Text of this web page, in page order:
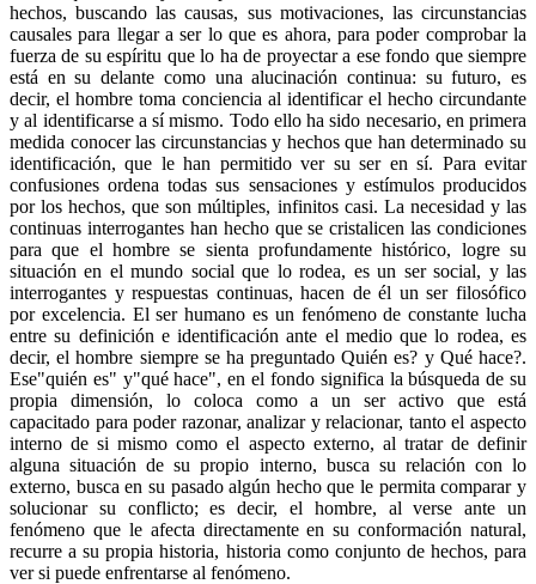
hechos, buscando las causas, sus motivaciones, las circunstancias
causales para llegar a ser lo que es ahora, para poder comprobar la
fuerza de su espíritu que lo ha de proyectar a ese fondo que siempre
está en su delante como una alucinación continua: su futuro, es
decir, el hombre toma conciencia al identificar el hecho circundante
y al identificarse a sí mismo. Todo ello ha sido necesario, en primera
medida conocer las circunstancias y hechos que han determinado su
identificación, que le han permitido ver su ser en sí. Para evitar
confusiones ordena todas sus sensaciones y estímulos producidos
por los hechos, que son múltiples, infinitos casi. La necesidad y las
continuas interrogantes han hecho que se cristalicen las condiciones
para que el hombre se sienta profundamente histórico, logre su
situación en el mundo social que lo rodea, es un ser social, y las
interrogantes y respuestas continuas, hacen de él un ser filosófico
por excelencia. El ser humano es un fenómeno de constante lucha
entre su definición e identificación ante el medio que lo rodea, es
decir, el hombre siempre se ha preguntado Quién es? y Qué hace?.
Ese"quién es" y"qué hace", en el fondo significa la búsqueda de su
propia dimensión, lo coloca como a un ser activo que está
capacitado para poder razonar, analizar y relacionar, tanto el aspecto
interno de si mismo como el aspecto externo, al tratar de definir
alguna situación de su propio interno, busca su relación con lo
externo, busca en su pasado algún hecho que le permita comparar y
solucionar su conflicto; es decir, el hombre, al verse ante un
fenómeno que le afecta directamente en su conformación natural,
recurre a su propia historia, historia como conjunto de hechos, para
ver si puede enfrentarse al fenómeno.